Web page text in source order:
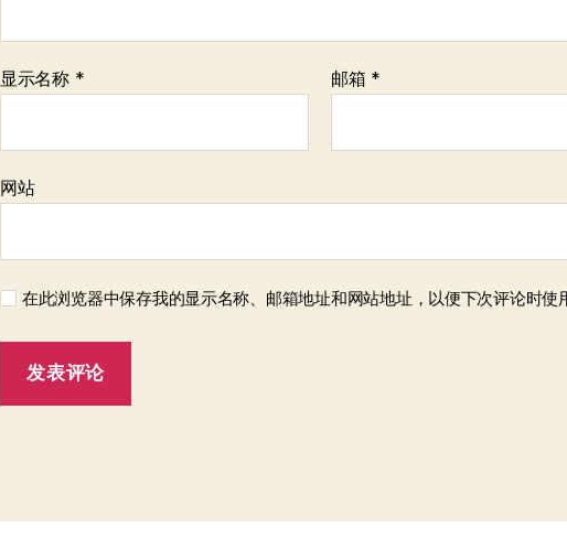
显示名称 * 邮箱 *
网站
在此浏览器中保存我的显示名称、邮箱地址和网站地址，以便下次评论时使